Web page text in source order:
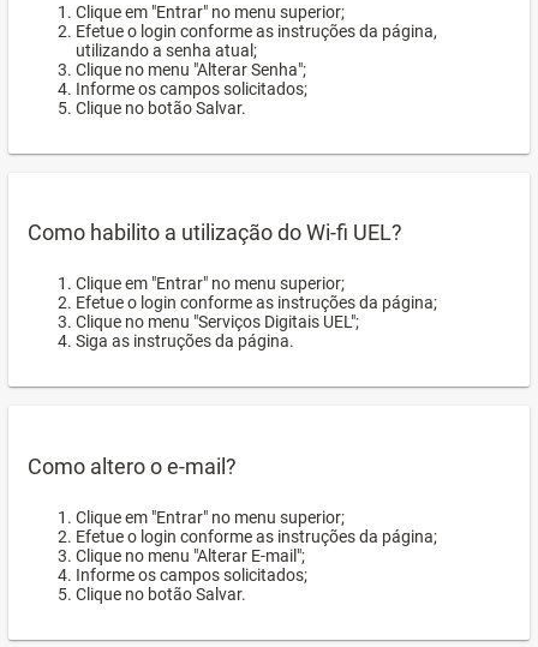
Clique em "Entrar" no menu superior;
Efetue o login conforme as instruções da página,
utilizando a senha atual;
Clique no menu "Alterar Senha";
Informe os campos solicitados;
Clique no botão Salvar.
Como habilito a utilização do Wi-fi UEL?
Clique em "Entrar" no menu superior;
Efetue o login conforme as instruções da página;
Clique no menu "Serviços Digitais UEL";
Siga as instruções da página.
Como altero o e-mail?
Clique em "Entrar" no menu superior;
Efetue o login conforme as instruções da página;
Clique no menu "Alterar E-mail";
Informe os campos solicitados;
Clique no botão Salvar.